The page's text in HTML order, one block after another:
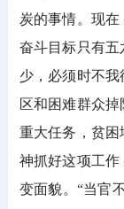
炭的事情。现
奋斗目标只有
少，必须时不
区和困难群众
重大任务，贫
神抓好这项工
变面貌。“当官